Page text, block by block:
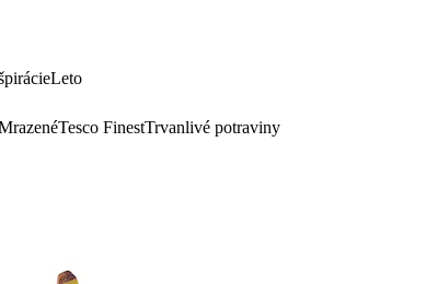
Leto
Tesco FinestTrvanlivé potraviny